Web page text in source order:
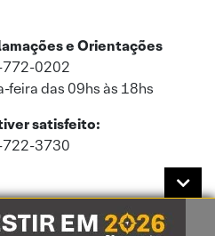
e Orientações
0202
feira das 09hs às 18hs
satisfeito:
3730
de acordo com a nossaPolítica de
Política de Privacidade.